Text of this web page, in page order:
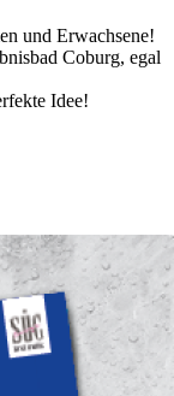
und Erwachsene!
Coburg, egal
Idee!